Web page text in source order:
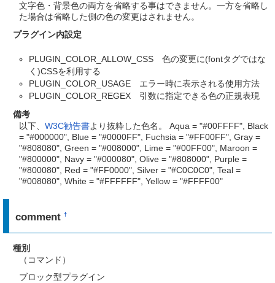
文字色・背景色の両方を省略する事はできません。一方を省略し
た場合は省略した側の色の変更はされません。
プラグイン内設定
PLUGIN_COLOR_ALLOW_CSS 色の変更に(fontタグではな
く)CSSを利用する
PLUGIN_COLOR_USAGE エラー時に表示される使用方法
PLUGIN_COLOR_REGEX 引数に指定できる色の正規表現
備考
以下、 W3C勧告書より抜粋した色名。 Aqua = "#00FFFF", Black
= "#000000", Blue = "#0000FF", Fuchsia = "#FF00FF", Gray =
"#808080", Green = "#008000", Lime = "#00FF00", Maroon =
"#800000", Navy = "#000080", Olive = "#808000", Purple =
"#800080", Red = "#FF0000", Silver = "#C0C0C0", Teal =
"#008080", White = "#FFFFFF", Yellow = "#FFFF00"
comment†
種別
（コマンド）
ブロック型プラグイン